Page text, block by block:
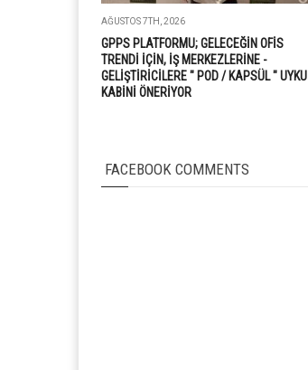
AĞUSTOS 7TH, 2026
GPPS PLATFORMU; GELECEĞİN OFİS
TRENDİ İÇİN, İŞ MERKEZLERİNE -
GELİŞTİRİCİLERE " POD / KAPSÜL " UYKU
KABİNİ ÖNERİYOR
FACEBOOK COMMENTS